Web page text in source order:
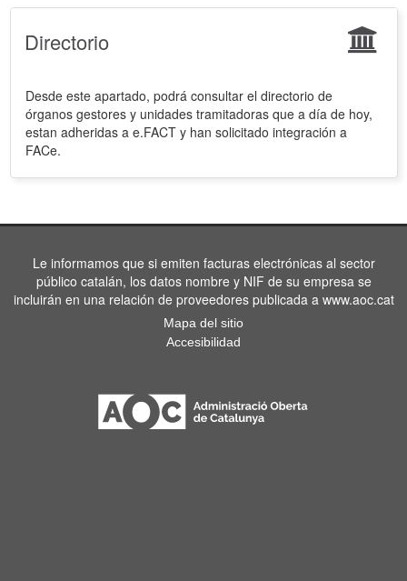
Directorio
Desde este apartado, podrá consultar el directorio de
órganos gestores y unidades tramitadoras que a día de hoy,
estan adheridas a e.FACT y han solicitado integración a
FACe.
Le informamos que si emiten facturas electrónicas al sector
público catalán, los datos nombre y NIF de su empresa se
incluirán en una relación de proveedores publicada a www.aoc.cat
Mapa del sitio
Accesibilidad